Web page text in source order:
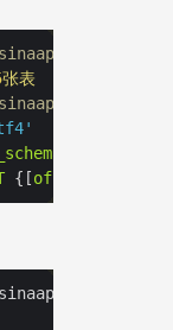
sinaapp
SQL-
数据库包含所
{[offset